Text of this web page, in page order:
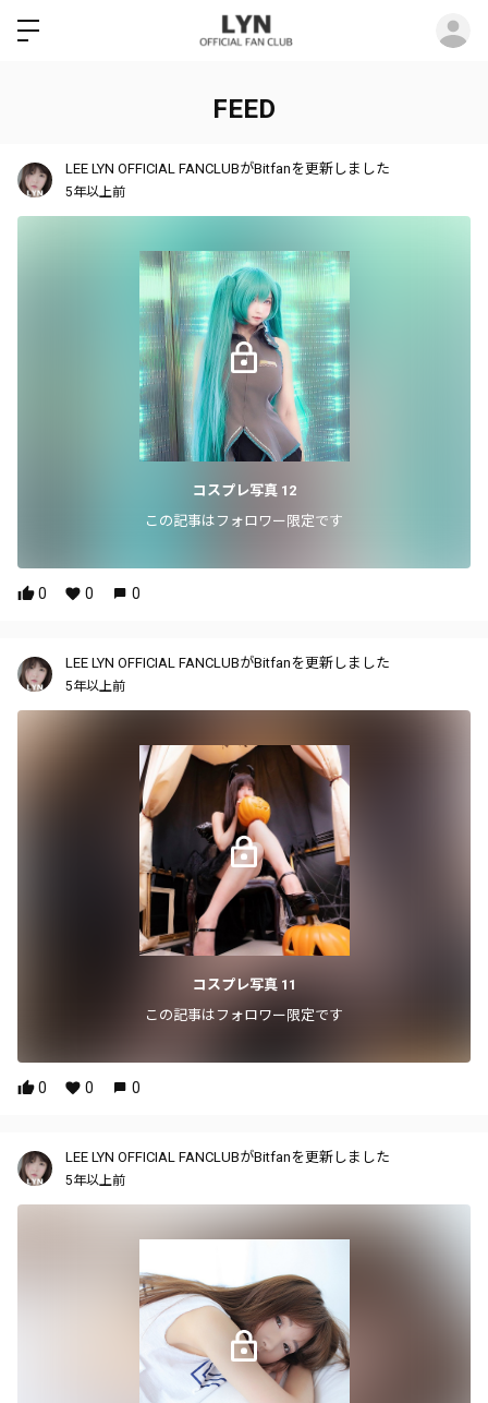
FEED
LEE LYN OFFICIAL FANCLUBがBitfanを更新しました
5年以上前
コスプレ写真 12
この記事はフォロワー限定です
0 0 0
LEE LYN OFFICIAL FANCLUBがBitfanを更新しました
5年以上前
コスプレ写真 11
この記事はフォロワー限定です
0 0 0
LEE LYN OFFICIAL FANCLUBがBitfanを更新しました
5年以上前